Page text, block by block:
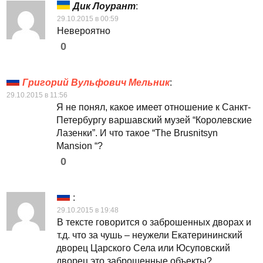
Дик Лоурант:
29.10.2015 в 00:59
Невероятно
0
Григорий Вульфович Мельник:
29.10.2015 в 11:56
Я не понял, какое имеет отношение к Санкт-
Петербургу варшавский музей “Королевские
Лазенки”. И что такое “The Brusnitsyn
Mansion “?
0
:
29.10.2015 в 19:48
В тексте говорится о заброшенных дворах и
т.д. что за чушь – неужели Екатерининский
дворец Царского Села или Юсуповский
дворец это заброшенные объекты?